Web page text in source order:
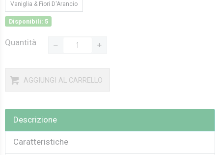
Vaniglia & Fiori D'Arancio
Disponibili: 5
Quantità
AGGIUNGI AL CARRELLO
Descrizione
Caratteristiche